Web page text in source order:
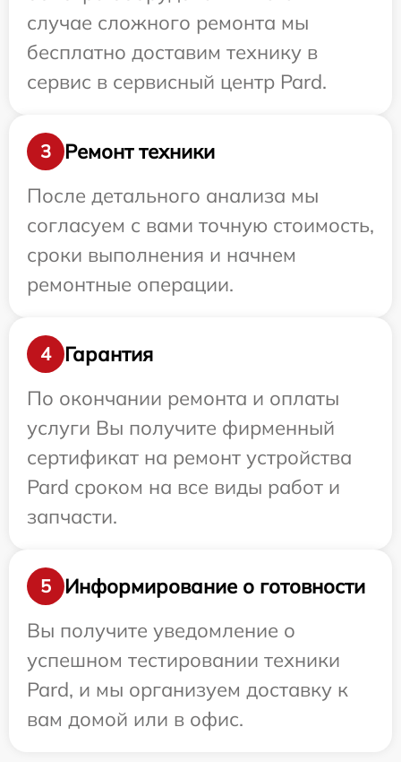
случае сложного ремонта мы
бесплатно доставим технику в
сервис в сервисный центр Pard.
3
Ремонт техники
После детального анализа мы
согласуем с вами точную стоимость,
сроки выполнения и начнем
ремонтные операции.
4
Гарантия
По окончании ремонта и оплаты
услуги Вы получите фирменный
сертификат на ремонт устройства
Pard сроком на все виды работ и
запчасти.
5
Информирование о готовности
Вы получите уведомление о
успешном тестировании техники
Pard, и мы организуем доставку к
вам домой или в офис.